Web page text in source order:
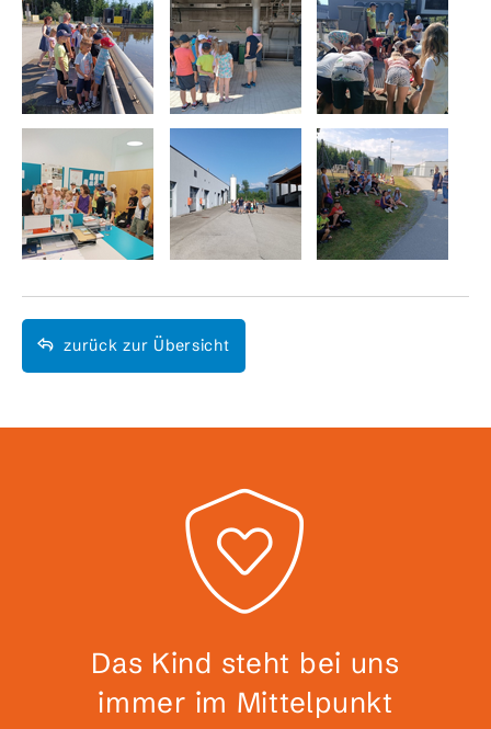
zurück zur Übersicht
Das Kind steht bei uns
immer im Mittelpunkt